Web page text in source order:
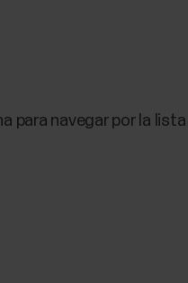
para navegar por la